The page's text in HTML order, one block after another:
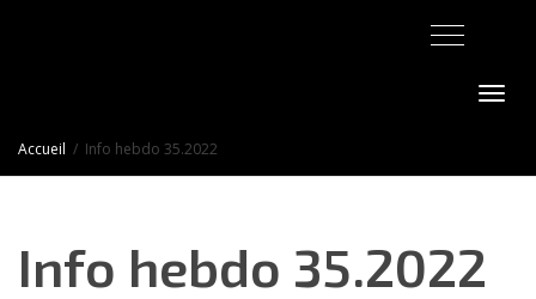
Activer/
Accueil Info hebdo 35.2022
Info hebdo 35.2022